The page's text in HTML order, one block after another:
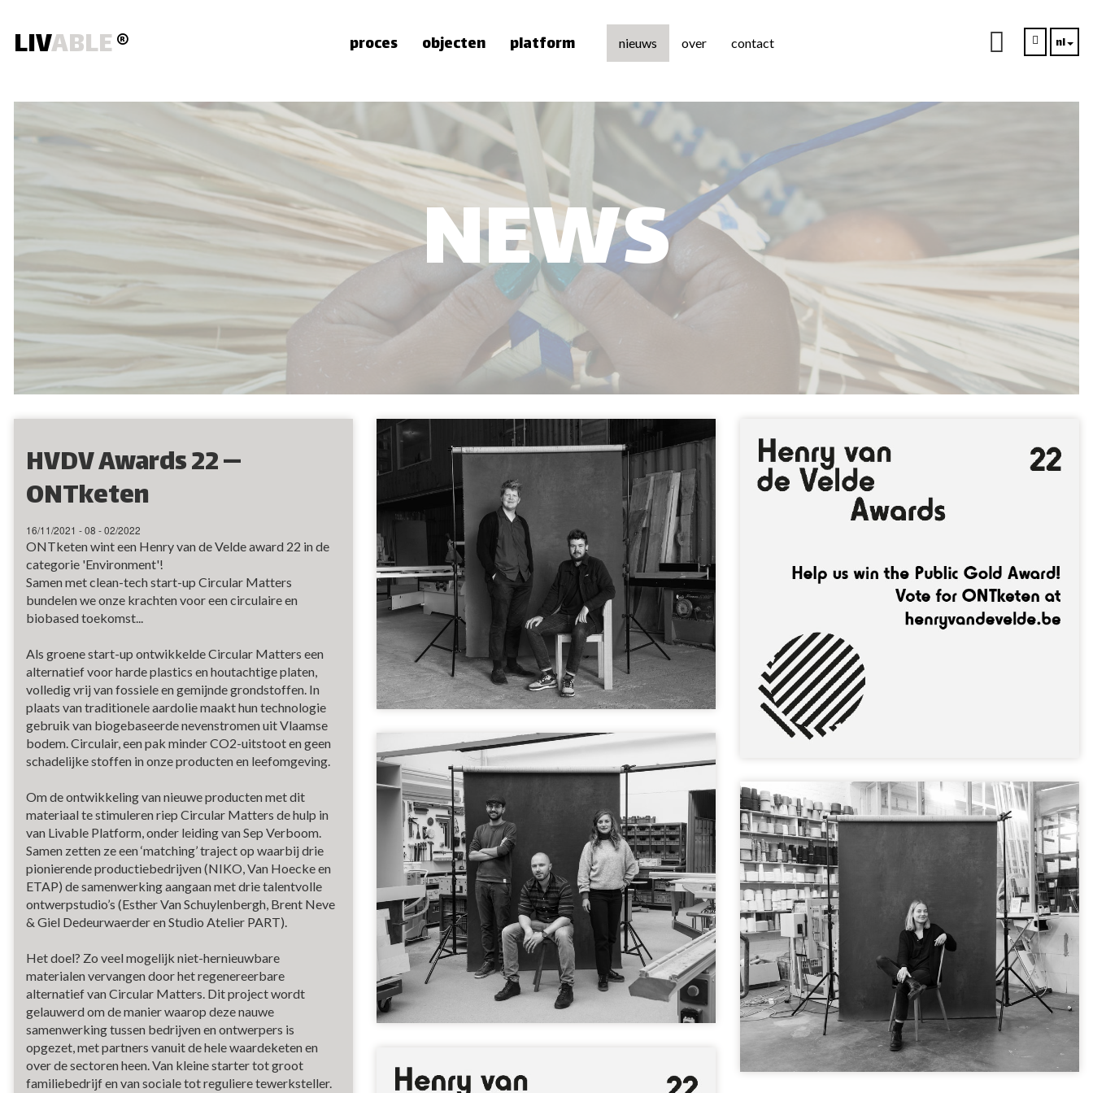
LIVABLE® proces objecten platform nieuws over
pers
contact nl
NEWS
HVDV Awards 22 —
ONTketen
16/11/2021 - 08 - 02/2022
ONTketen wint een Henry van de Velde award 22 in de
categorie 'Environment'!
Samen met clean-tech start-up Circular Matters
bundelen we onze krachten voor een circulaire en
biobased toekomst...
Als groene start-up ontwikkelde Circular Matters een
alternatief voor harde plastics en houtachtige platen,
volledig vrij van fossiele en gemijnde grondstoffen. In
plaats van traditionele aardolie maakt hun technologie
gebruik van biogebaseerde nevenstromen uit Vlaamse
bodem. Circulair, een pak minder CO2-uitstoot en geen
schadelijke stoffen in onze producten en leefomgeving.
Om de ontwikkeling van nieuwe producten met dit
materiaal te stimuleren riep Circular Matters de hulp in
van Livable Platform, onder leiding van Sep Verboom.
Samen zetten ze een ‘matching’ traject op waarbij drie
pionierende productiebedrijven (NIKO, Van Hoecke en
ETAP) de samenwerking aangaan met drie talentvolle
ontwerpstudio’s (Esther Van Schuylenbergh, Brent Neve
& Giel Dedeurwaerder en Studio Atelier PART).
Het doel? Zo veel mogelijk niet-hernieuwbare
materialen vervangen door het regenereerbare
alternatief van Circular Matters. Dit project wordt
gelauwerd om de manier waarop deze nauwe
samenwerking tussen bedrijven en ontwerpers is
opgezet, met partners vanuit de hele waardeketen en
over de sectoren heen. Van kleine starter tot groot
familiebedrijf en van sociale tot reguliere tewerksteller.